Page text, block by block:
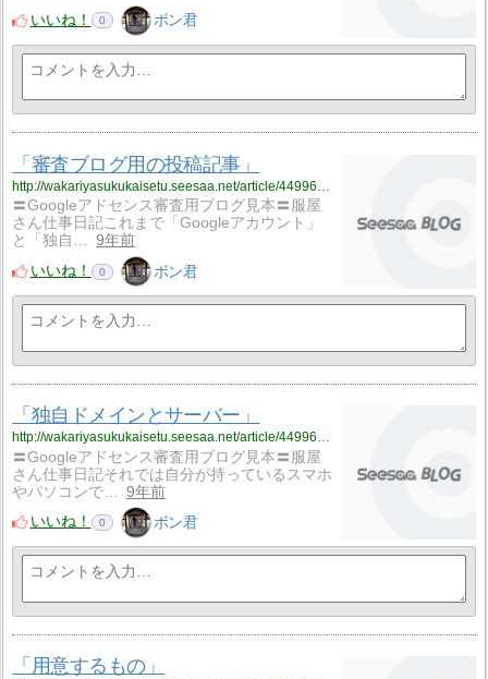
いいね！
0 ボン君
「審査ブログ用の投稿記事」
http://wakariyasukukaisetu.seesaa.net/article/449969811.html
〓Googleアドセンス審査用ブログ見本〓服屋
さん仕事日記これまで「Googleアカウント」
と「独自…
9年前
いいね！
0 ボン君
「独自ドメインとサーバー」
http://wakariyasukukaisetu.seesaa.net/article/449969242.html
〓Googleアドセンス審査用ブログ見本〓服屋
さん仕事日記それでは自分が持っているスマホ
やパソコンで…
9年前
いいね！
0 ボン君
「用意するもの」